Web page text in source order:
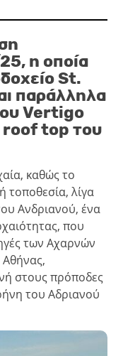
η οποία
St.
παράλληλα
Vertigo
top του
καθώς το
τοποθεσία, λίγα
Ανδριανού, ένα
που
των Αχαρνών
στους πρόποδες
του Αδριανού